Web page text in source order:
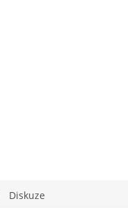
Diskuze